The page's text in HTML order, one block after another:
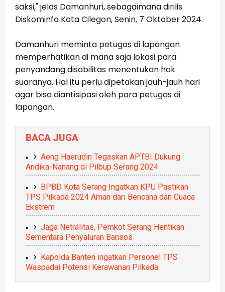
saksi," jelas Damanhuri, sebagaimana dirilis
Diskominfo Kota Cilegon, Senin, 7 Oktober 2024.
Damanhuri meminta petugas di lapangan
memperhatikan di mana saja lokasi para
penyandang disabilitas menentukan hak
suaranya. Hal itu perlu dipetakan jauh-jauh hari
agar bisa diantisipasi oleh para petugas di
lapangan.
BACA JUGA
Aeng Haerudin Tegaskan APTBI Dukung
Andika-Nanang di Pilbup Serang 2024
BPBD Kota Serang Ingatkan KPU Pastikan
TPS Pilkada 2024 Aman dari Bencana dan Cuaca
Ekstrem
Jaga Netralitas, Pemkot Serang Hentikan
Sementara Penyaluran Bansos
Kapolda Banten ingatkan Personel TPS
Waspadai Potensi Kerawanan Pilkada